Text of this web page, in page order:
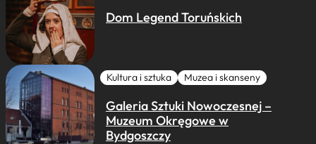
Dom Legend Toruńskich
Kultura i sztuka Muzea i skanseny
Galeria Sztuki Nowoczesnej –
Muzeum Okręgowe w
Bydgoszczy